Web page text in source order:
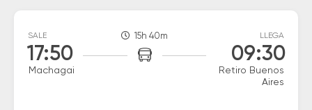
SALE
17:50
Machagai
15h 40m LLEGA
09:30
Retiro Buenos
Aires